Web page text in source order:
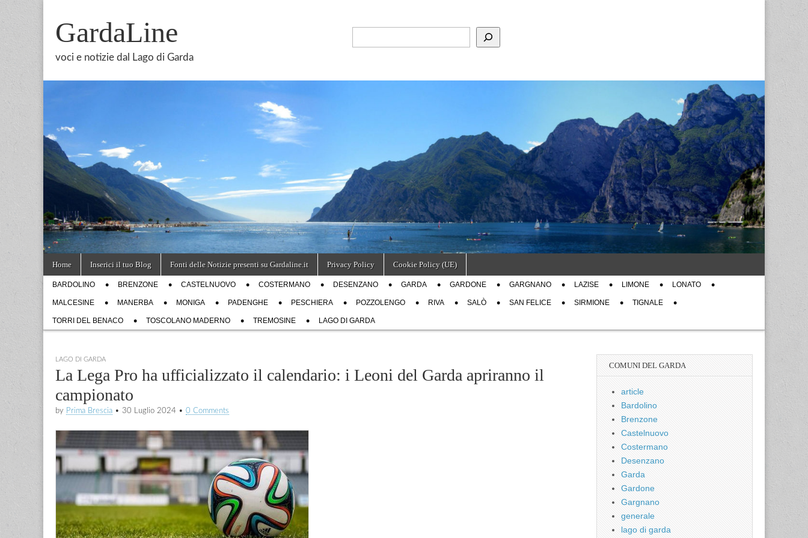
GardaLine
voci e notizie dal Lago di Garda
Main
menu
content
Home Inserici il tuo Blog Fonti delle Notizie presenti su Gardaline.it Privacy Policy Cookie Policy (UE)
SubBARDOLINO BRENZONE CASTELNUOVO COSTERMANO DESENZANO GARDA GARDONE GARGNANO LAZISE LIMONE LONATO
MALCESINE MANERBA MONIGA PADENGHE PESCHIERA POZZOLENGO RIVA SALÒ SAN FELICE SIRMIONE TIGNALE
TORRI DEL BENACO TOSCOLANO MADERNO TREMOSINE LAGO DI GARDA
LAGO DI GARDA
La Lega Pro ha ufficializzato il calendario: i Leoni del Garda apriranno il
campionato
by Prima Brescia • 30 Luglio 2024 • 0 Comments
COMUNI DEL GARDA
article
Bardolino
Brenzone
Castelnuovo
Costermano
Desenzano
Garda
Gardone
Gargnano
generale
lago di garda